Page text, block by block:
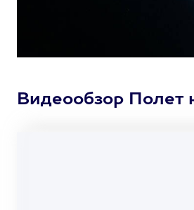
Видеообзор Полет